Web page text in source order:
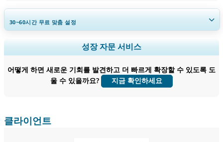
30~60시간무료 맞춤 설정
지역 및 국가 범위 확장, 세그먼트 분석, 기업 프로필, 경쟁 벤치마킹, 및 최
종 사용자 인사이트.
지금 맞춤 설정
성장 자문 서비스
어떻게 하면 새로운 기회를 발견하고 더 빠르게 확장할 수 있도록 도
울 수 있을까요?
지금 확인하세요
클라이언트